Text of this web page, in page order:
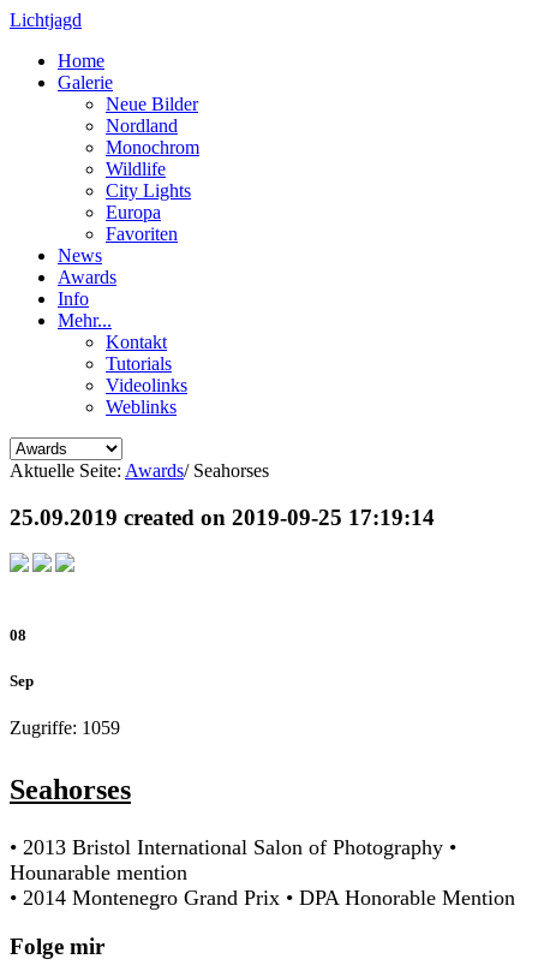
Lichtjagd
Home
Galerie
Neue Bilder
Nordland
Monochrom
Wildlife
City Lights
Europa
Favoriten
News
Awards
Info
Mehr...
Kontakt
Tutorials
Videolinks
Weblinks
Aktuelle Seite: Awards/ Seahorses
25.09.2019 created on 2019-09-25 17:19:14
08
Sep
Zugriffe: 1059
Seahorses
• 2013 Bristol International Salon of Photography •
Hounarable mention
• 2014 Montenegro Grand Prix • DPA Honorable Mention
Folge mir